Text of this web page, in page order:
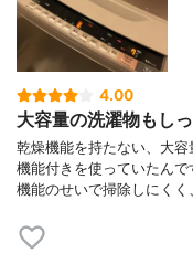
4.00
大容量の洗濯物もし
乾燥機能を持たない、大
機能付きを使っていたん
機能のせいで掃除しにく